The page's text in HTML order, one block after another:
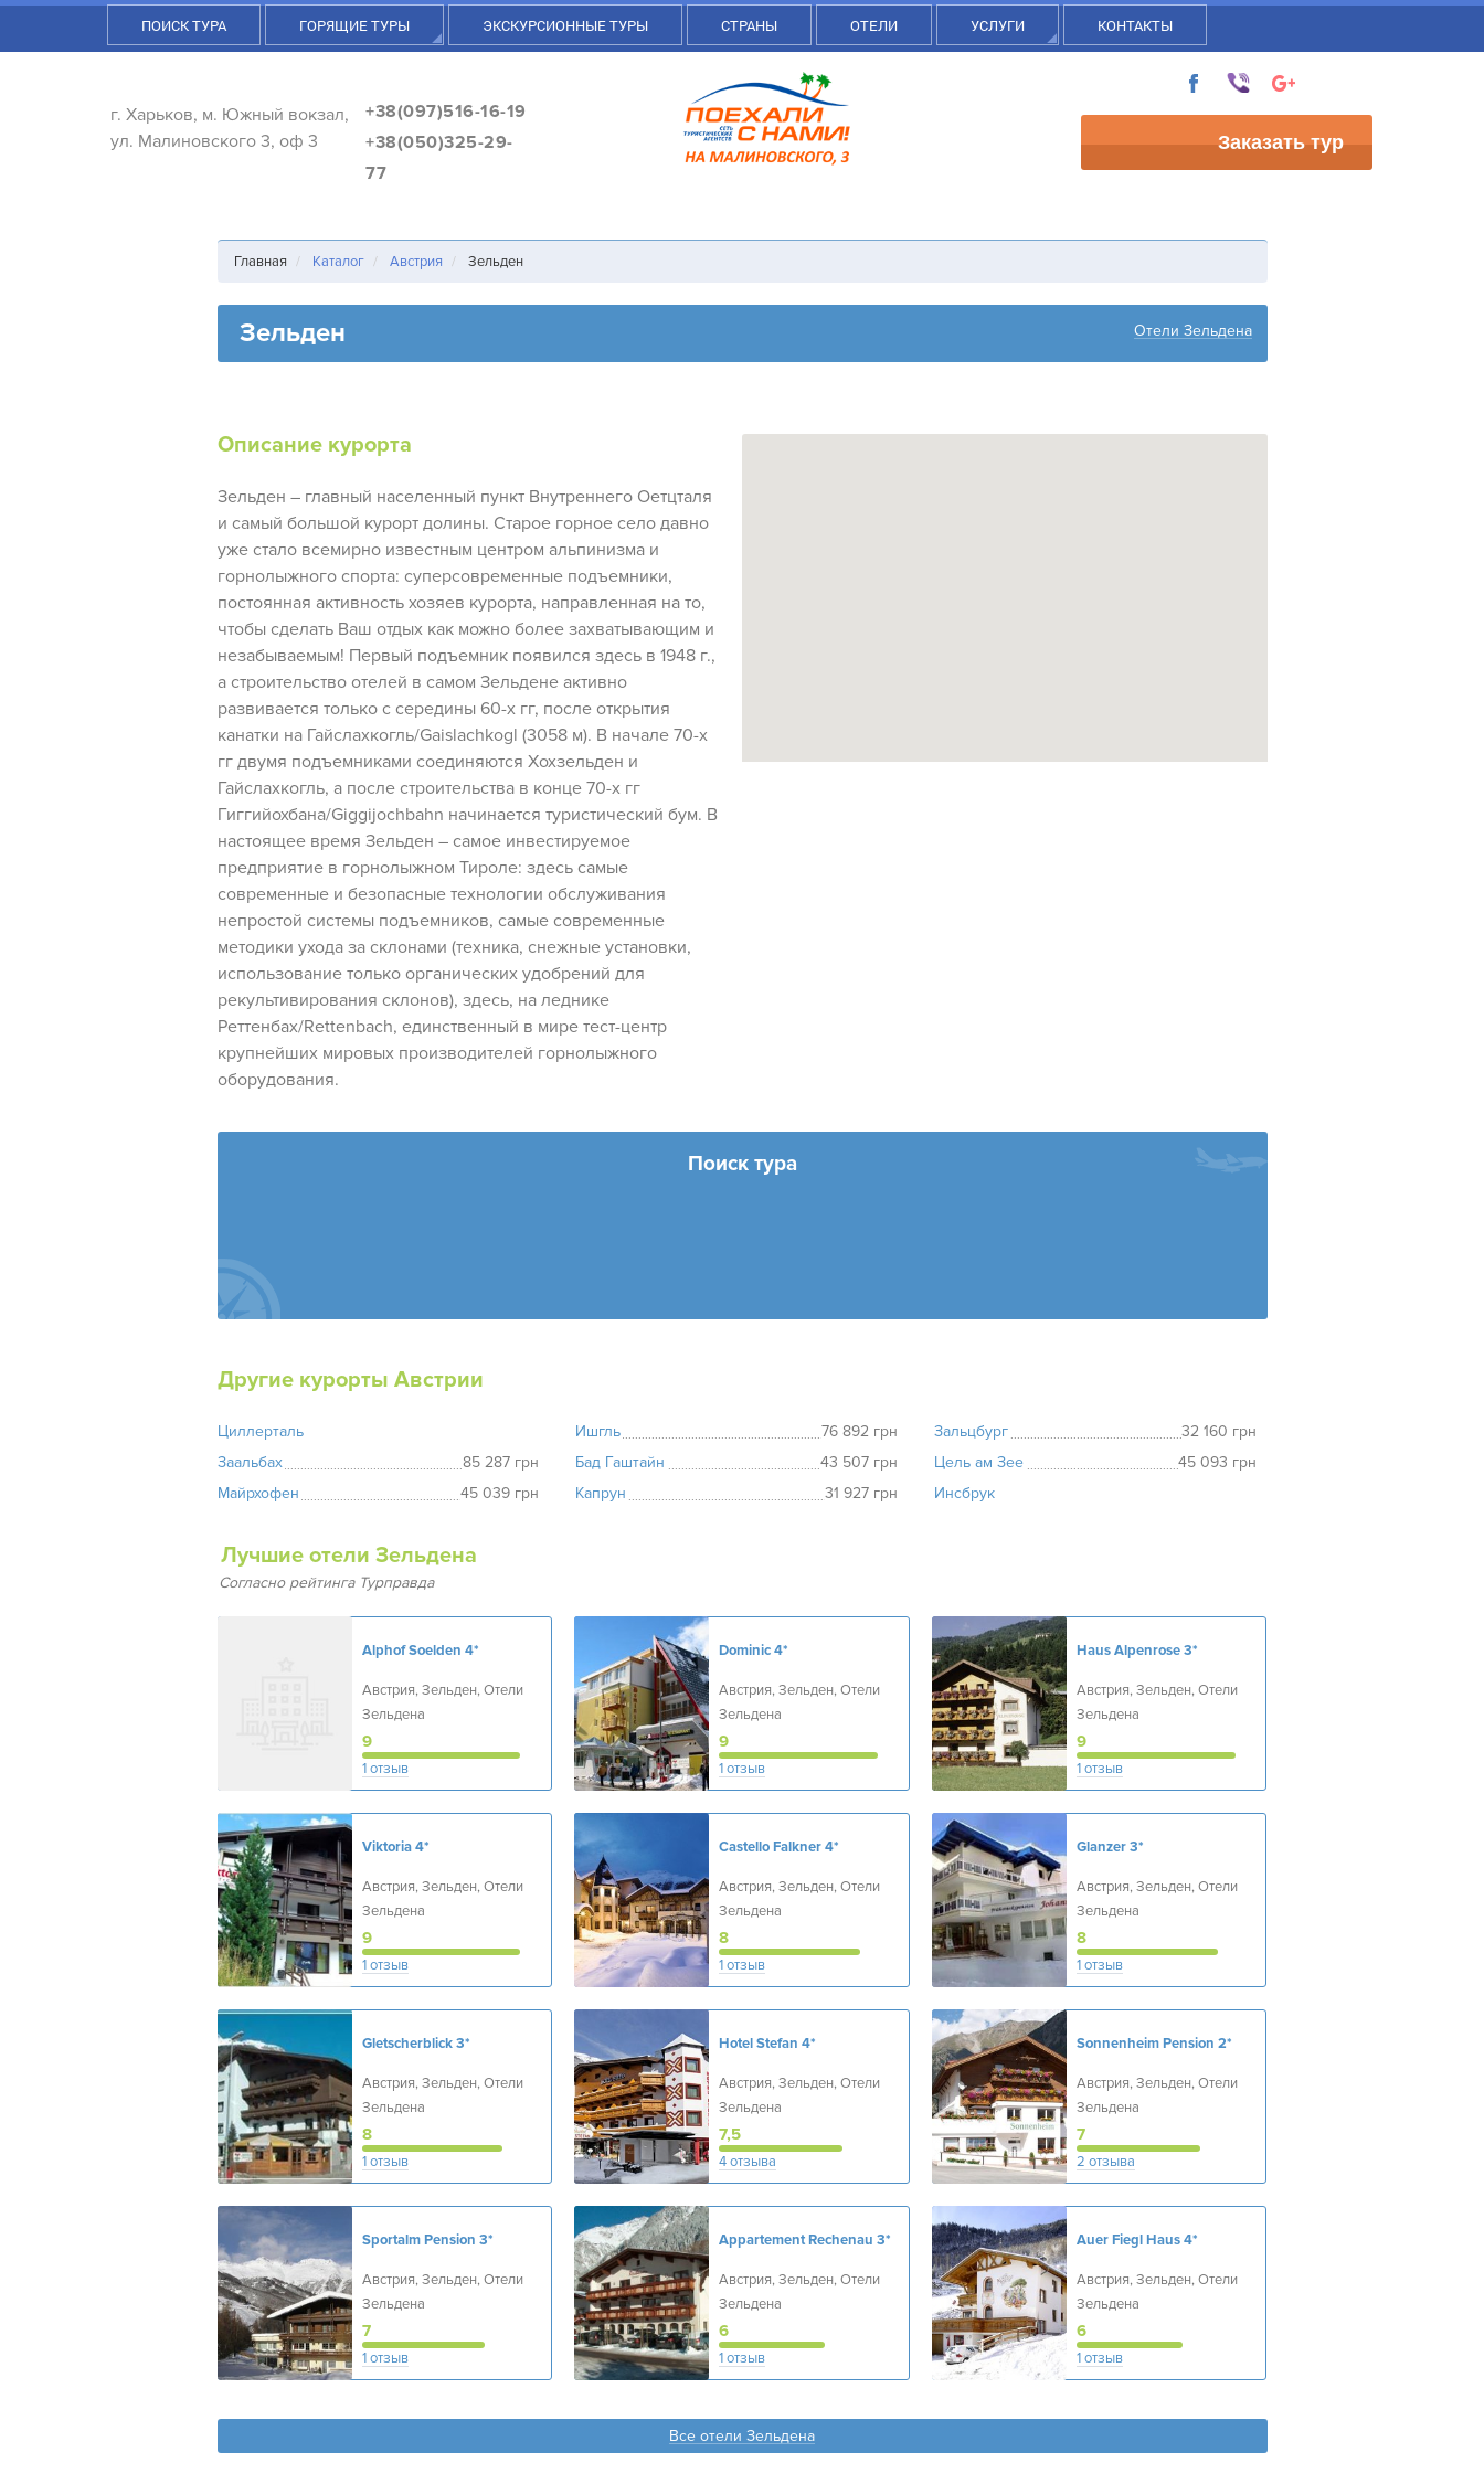
ПОИСК ТУРА ГОРЯЩИЕ ТУРЫ ЭКСКУРСИОННЫЕ ТУРЫ СТРАНЫ ОТЕЛИ УСЛУГИ КОНТАКТЫ
г. Харьков, м. Южный вокзал,
ул. Малиновского 3, оф 3
+38(097)516-16-19
+38(050)325-29-
77
Заказать тур
Главная Каталог Австрия Зельден
Зельден Отели Зельдена
Описание курорта
Зельден – главный населенный пункт Внутреннего Оетцталя
и самый большой курорт долины. Старое горное село давно
уже стало всемирно известным центром альпинизма и
горнолыжного спорта: суперсовременные подъемники,
постоянная активность хозяев курорта, направленная на то,
чтобы сделать Ваш отдых как можно более захватывающим и
незабываемым! Первый подъемник появился здесь в 1948 г.,
а строительство отелей в самом Зельдене активно
развивается только с середины 60-х гг, после открытия
канатки на Гайслахкогль/Gaislachkogl (3058 м). В начале 70-х
гг двумя подъемниками соединяются Хохзельден и
Гайслахкогль, а после строительства в конце 70-х гг
Гиггийохбана/Giggijochbahn начинается туристический бум. В
настоящее время Зельден – самое инвестируемое
предприятие в горнолыжном Тироле: здесь самые
современные и безопасные технологии обслуживания
непростой системы подъемников, самые современные
методики ухода за склонами (техника, снежные установки,
использование только органических удобрений для
рекультивирования склонов), здесь, на леднике
Реттенбах/Rettenbach, единственный в мире тест-центр
крупнейших мировых производителей горнолыжного
оборудования.
Поиск тура
Другие курорты Австрии
Циллерталь Ишгль 76 892 грн Зальцбург
32 160 грн
Заальбах
85 287 грн Бад Гаштайн 43 507 грн Цель ам Зее
45 093 грн
Майрхофен
45 039 грн Капрун 31 927 грн Инсбрук
Лучшие отели Зельдена
Согласно рейтинга Турправда
Alphof Soelden 4*
Австрия, Зельден, Отели
Зельдена
9
1 отзыв
Dominic4*
Австрия, Зельден, Отели
Зельдена
9
1 отзыв
Haus Alpenrose3*
Австрия, Зельден, Отели
Зельдена
9
1 отзыв
Viktoria 4*
Австрия, Зельден, Отели
Зельдена
9
1 отзыв
Castello Falkner4*
Австрия, Зельден, Отели
Зельдена
8
1 отзыв
Glanzer3*
Австрия, Зельден, Отели
Зельдена
8
1 отзыв
Gletscherblick 3*
Австрия, Зельден, Отели
Зельдена
8
1 отзыв
Hotel Stefan 4*
Австрия, Зельден, Отели
Зельдена
7,5
4 отзыва
Sonnenheim Pension 2*
Австрия, Зельден, Отели
Зельдена
7
2 отзыва
Sportalm Pension 3*
Австрия, Зельден, Отели
Зельдена
7
1 отзыв
Appartement Rechenau 3*
Австрия, Зельден, Отели
Зельдена
6
1 отзыв
Auer Fiegl Haus4*
Австрия, Зельден, Отели
Зельдена
6
1 отзыв
Все отели Зельдена